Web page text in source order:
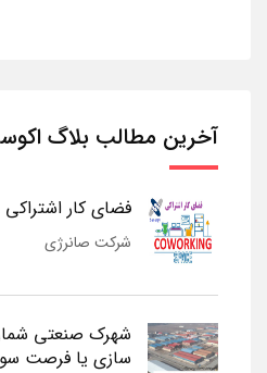
آخرین مطالب بلاگ
فضای کار اشتراکی
شرکت صانرژی
سازی یا فرصت